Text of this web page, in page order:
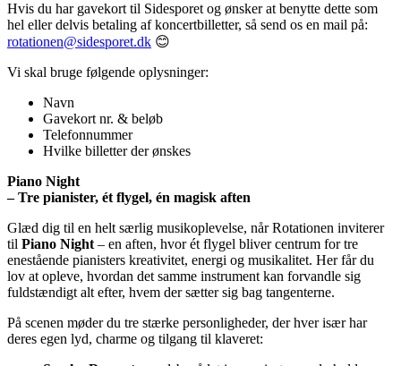
Hvis du har gavekort til Sidesporet og ønsker at benytte dette som
hel eller delvis betaling af koncertbilletter, så send os en mail på:
rotationen@sidesporet.dk 😊
Vi skal bruge følgende oplysninger:
Navn
Gavekort nr. & beløb
Telefonnummer
Hvilke billetter der ønskes
Piano Night
– Tre pianister, ét flygel, én magisk aften
Glæd dig til en helt særlig musikoplevelse, når Rotationen inviterer
til Piano Night – en aften, hvor ét flygel bliver centrum for tre
enestående pianisters kreativitet, energi og musikalitet. Her får du
lov at opleve, hvordan det samme instrument kan forvandle sig
fuldstændigt alt efter, hvem der sætter sig bag tangenterne.
På scenen møder du tre stærke personligheder, der hver især har
deres egen lyd, charme og tilgang til klaveret: